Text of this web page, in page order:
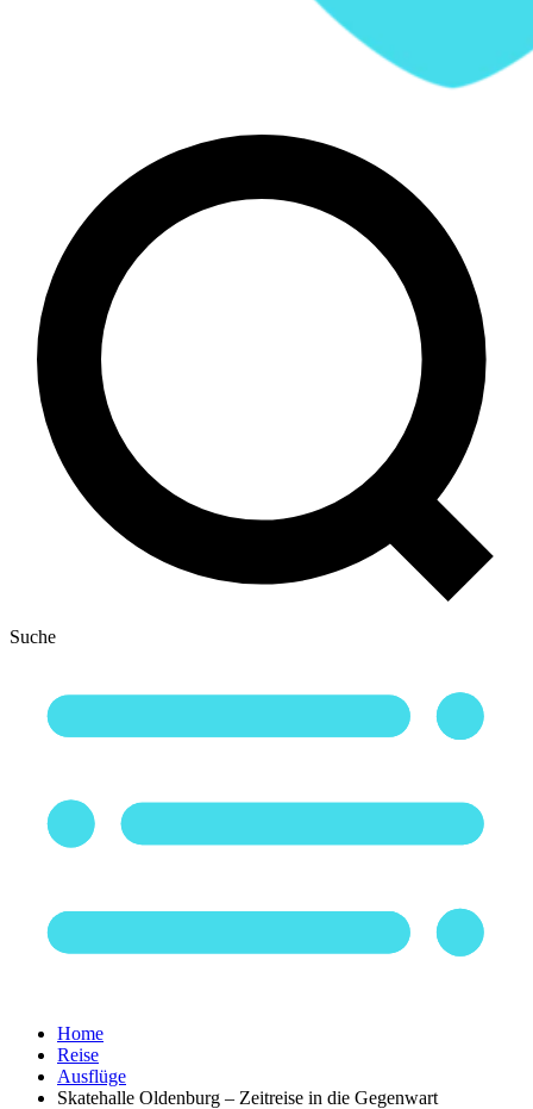
Suche
Home
Reise
Ausflüge
Skatehalle Oldenburg – Zeitreise in die Gegenwart